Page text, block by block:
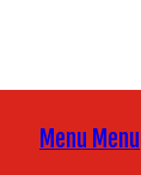
Menu Menu